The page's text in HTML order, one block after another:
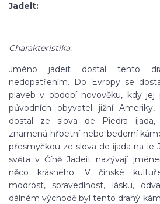
Jadeit:
Charakteristika:
Jméno jadeit dostal tento
nedopatřením. Do Evropy se
plaveb v období novověku, kdy jej
původních obyvatel jižní
dostal ze slova de Piedra ijada,
znamená hřbetní nebo bederní
přesmyčkou ze slova de ijada na le
světa v Číně Jadeit nazývají
něco krásného. V čínské
modrost, spravedlnost, lásku,
dálném východě byl tento drahý